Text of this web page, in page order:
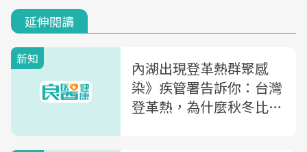
延伸閱讀
新知
內湖出現登革熱群聚感
染》疾管署告訴你：台灣
登革熱，為什麼秋冬比夏